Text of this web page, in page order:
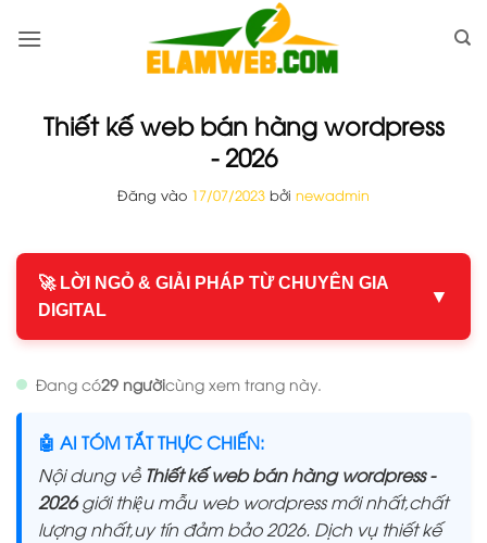
qua
Thiết kế web bán hàng wordpress
- 2026
Đăng vào 17/07/2023 bởi newadmin
🚀 LỜI NGỎ & GIẢI PHÁP TỪ CHUYÊN GIA
DIGITAL
▼
Đang có29 ngườicùng xem trang này.
🤖 AI TÓM TẮT THỰC CHIẾN:
Nội dung về Thiết kế web bán hàng wordpress -
2026giới thiệu mẫu web wordpress mới nhất,chất
lượng nhất,uy tín đảm bảo 2026. Dịch vụ thiết kế